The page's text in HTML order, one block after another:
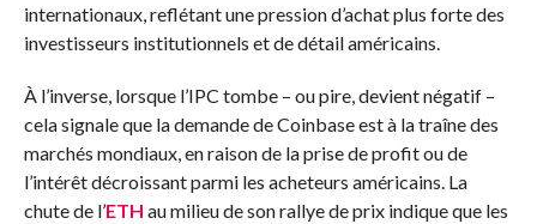
internationaux, reflétant une pression d’achat plus forte des
investisseurs institutionnels et de détail américains.
À l’inverse, lorsque l’IPC tombe – ou pire, devient négatif –
cela signale que la demande de Coinbase est à la traîne des
marchés mondiaux, en raison de la prise de profit ou de
l’intérêt décroissant parmi les acheteurs américains. La
chute de l’ETH au milieu de son rallye de prix indique que les